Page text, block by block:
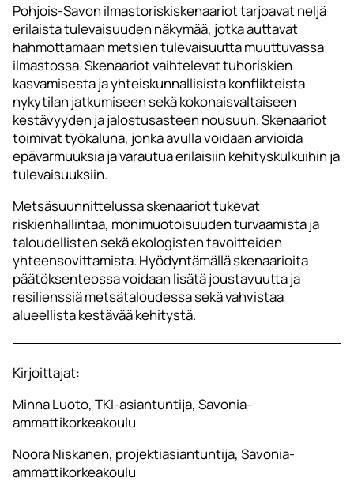
Pohjois-Savon ilmastoriskiskenaariot tarjoavat neljä
erilaista tulevaisuuden näkymää, jotka auttavat
hahmottamaan metsien tulevaisuutta muuttuvassa
ilmastossa. Skenaariot vaihtelevat tuhoriskien
kasvamisesta ja yhteiskunnallisista konflikteista
nykytilan jatkumiseen sekä kokonaisvaltaiseen
kestävyyden ja jalostusasteen nousuun. Skenaariot
toimivat työkaluna, jonka avulla voidaan arvioida
epävarmuuksia ja varautua erilaisiin kehityskulkuihin ja
tulevaisuuksiin.
Metsäsuunnittelussa skenaariot tukevat
riskienhallintaa, monimuotoisuuden turvaamista ja
taloudellisten sekä ekologisten tavoitteiden
yhteensovittamista. Hyödyntämällä skenaarioita
päätöksenteossa voidaan lisätä joustavuutta ja
resilienssiä metsätaloudessa sekä vahvistaa
alueellista kestävää kehitystä.
Kirjoittajat:
Minna Luoto, TKI-asiantuntija, Savonia-
ammattikorkeakoulu
Noora Niskanen, projektiasiantuntija, Savonia-
ammattikorkeakoulu